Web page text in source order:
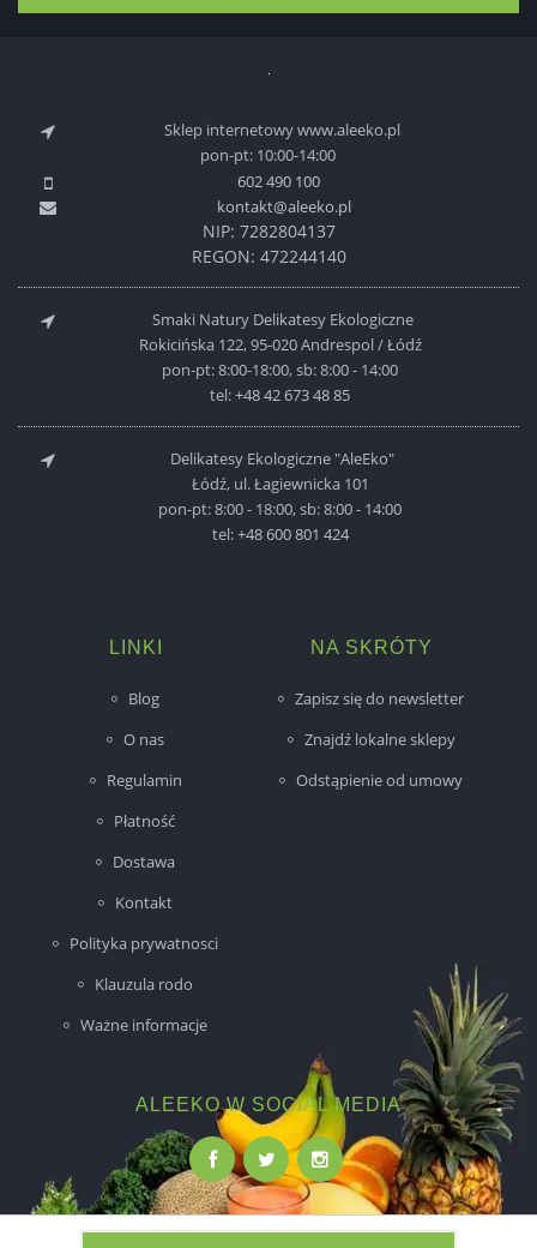
Sklep internetowy www.aleeko.pl
pon-pt: 10:00-14:00
602 490 100
kontakt@aleeko.pl
NIP: 7282804137
REGON: 472244140
Smaki Natury Delikatesy Ekologiczne
Rokicińska 122, 95-020 Andrespol / Łódź
pon-pt: 8:00-18:00, sb: 8:00 - 14:00
tel:+48 42 673 48 85
Delikatesy Ekologiczne "AleEko"
Łódź, ul. Łagiewnicka 101
pon-pt: 8:00 - 18:00, sb: 8:00 - 14:00
tel:+48 600 801 424
LINKI
Blog
O nas
Regulamin
Płatność
Dostawa
Kontakt
Polityka prywatnosci
Klauzula rodo
Ważne informacje
NA SKRÓTY
Zapisz się do newsletter
Znajdź lokalne sklepy
Odstąpienie od umowy
ALEEKO W SOCIAL MEDIA